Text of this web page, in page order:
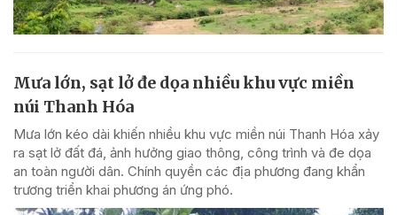
Mưa lớn, sạt lở đe dọa nhiều khu vực miền
núi Thanh Hóa
Mưa lớn kéo dài khiến nhiều khu vực miền núi Thanh Hóa xảy
ra sạt lở đất đá, ảnh hưởng giao thông, công trình và đe dọa
an toàn người dân. Chính quyền các địa phương đang khẩn
trương triển khai phương án ứng phó.